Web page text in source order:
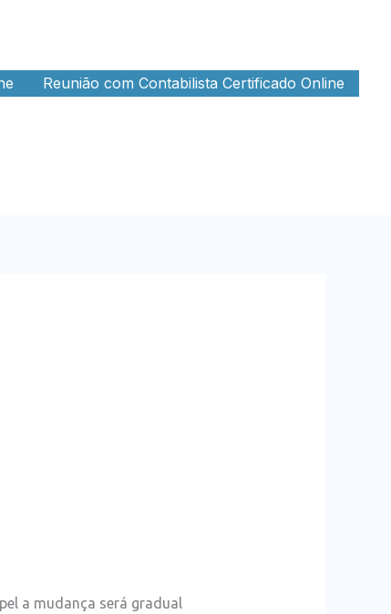
Reunião com Contabilista Certificado Online
a mudança será gradual